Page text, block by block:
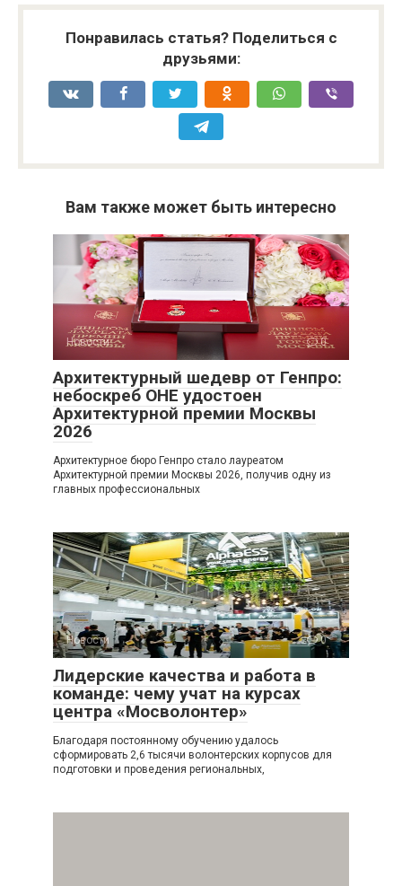
Понравилась статья? Поделиться с
друзьями:
Вам также может быть интересно
Новости 0
Архитектурный шедевр от Генпро:
небоскреб ОНЕ удостоен
Архитектурной премии Москвы
2026
Архитектурное бюро Генпро стало лауреатом
Архитектурной премии Москвы 2026, получив одну из
главных профессиональных
Новости 0
Лидерские качества и работа в
команде: чему учат на курсах
центра «Мосволонтер»
Благодаря постоянному обучению удалось
сформировать 2,6 тысячи волонтерских корпусов для
подготовки и проведения региональных,